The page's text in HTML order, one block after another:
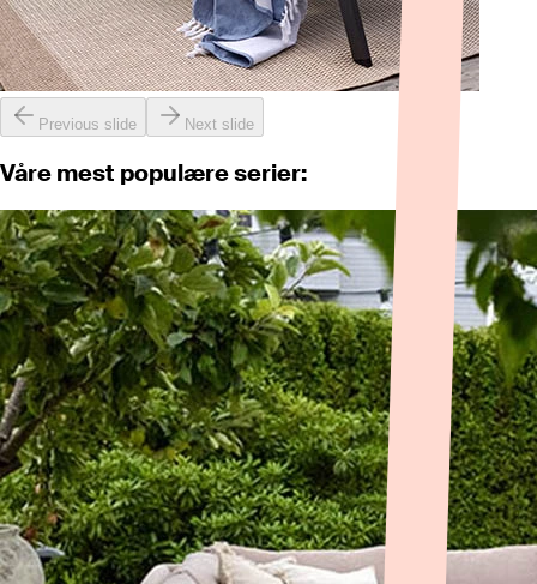
Previous slide Next slide
Våre mest populære serier: